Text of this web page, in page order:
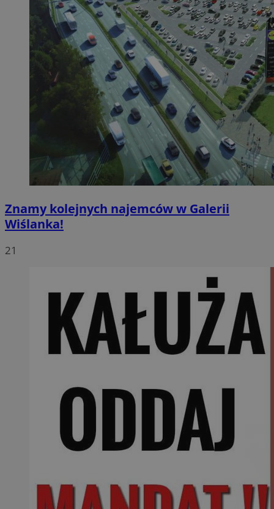
Znamy kolejnych najemców w Galerii
Wiślanka!
21